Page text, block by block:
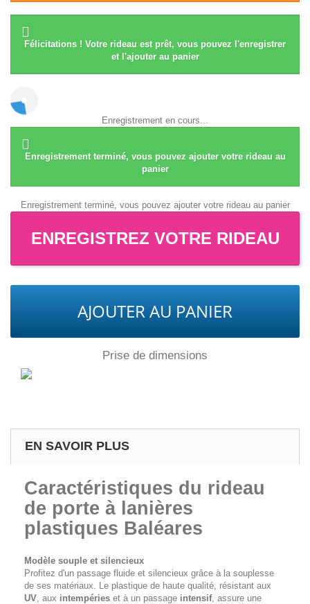
Félicitations ! Votre rideau est prêt, vous pouvez l'enregistrer
et l'ajouter au panier
Enregistrement en cours...
Enregistrement terminé, vous pouvez ajouter votre rideau au
panier
Enregistrement terminé, vous pouvez ajouter votre rideau au panier
ENREGISTREZ VOTRE RIDEAU
AJOUTER AU PANIER
Prise de dimensions
EN SAVOIR PLUS
Caractéristiques du rideau
de porte à lanières
plastiques Baléares
Modèle souple et silencieux
Profitez d'un passage fluide et silencieux grâce à la souplesse
de ses matériaux. Le plastique de haute qualité, résistant aux
UV , aux intempéries et à un passage intensif, assure une